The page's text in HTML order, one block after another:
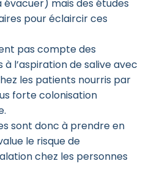
évacuer) mais des études
pour éclaircir ces
pas compte des
l’aspiration de salive avec
les patients nourris par
forte colonisation
sont donc à prendre en
le risque de
chez les personnes